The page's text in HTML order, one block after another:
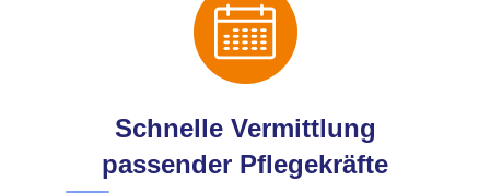
Schnelle Vermittlung
passender Pflegekräfte